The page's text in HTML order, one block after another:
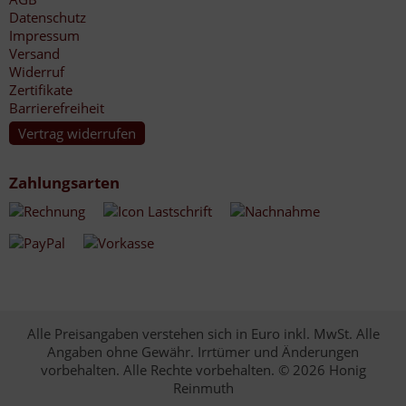
Datenschutz
Impressum
Versand
Widerruf
Zertifikate
Barrierefreiheit
Vertrag widerrufen
Zahlungsarten
Alle Preisangaben verstehen sich in Euro inkl. MwSt. Alle
Angaben ohne Gewähr. Irrtümer und Änderungen
vorbehalten. Alle Rechte vorbehalten. © 2026 Honig
Reinmuth